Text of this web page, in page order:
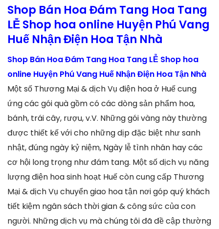
Shop Bán Hoa Đám Tang Hoa Tang
LỄ Shop hoa online Huyện Phú Vang
Huế Nhận Điện Hoa Tận Nhà
Shop Bán Hoa Đám Tang Hoa Tang LỄ Shop hoa
online Huyện Phú Vang Huế Nhận Điện Hoa Tận Nhà
Một số Thương Mại & dịch Vụ điện hoa ở Huế cung
ứng các gói quà gồm có các dòng sản phẩm hoa,
bánh, trái cây, rượu, v.V. Những gói vàng này thường
được thiết kế với cho những dịp đặc biệt như sanh
nhật, đúng ngày kỷ niệm, Ngày lễ tình nhân hay các
cơ hội long trọng như đám tang. Một số dịch vụ năng
lượng điện hoa sinh hoạt Huế còn cung cấp Thương
Mại & dịch Vụ chuyển giao hoa tận nơi góp quý khách
tiết kiệm ngân sách thời gian & công sức của con
người. Những dịch vụ mà chúng tôi đã đề cập thường